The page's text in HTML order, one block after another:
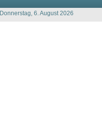
Donnerstag, 6. August 2026